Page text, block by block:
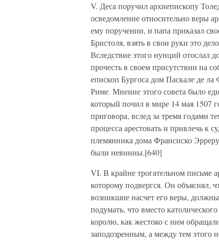
V. Деса поручил архиепископу
осведомление относительно веры
ему поручении, и папа приказал
Бристоля, взять в свои руки это
Вследствие этого нунций
прочесть в своем присутствии на
епископ Бургоса дом Паскале де
Риме. Мнение этого совета было
который почил в мире 14 мая 1507
приговора, вслед за тремя годами
процесса арестовать и привлечь к
племянника дома Франсиско
были невинны.[640]
VI. В крайне трогательном письме
которому подвергся. Он объяснял,
возникшие насчет его веры,
подумать, что вместо
королю, как жестоко с ним
заподозренным, а между тем этого